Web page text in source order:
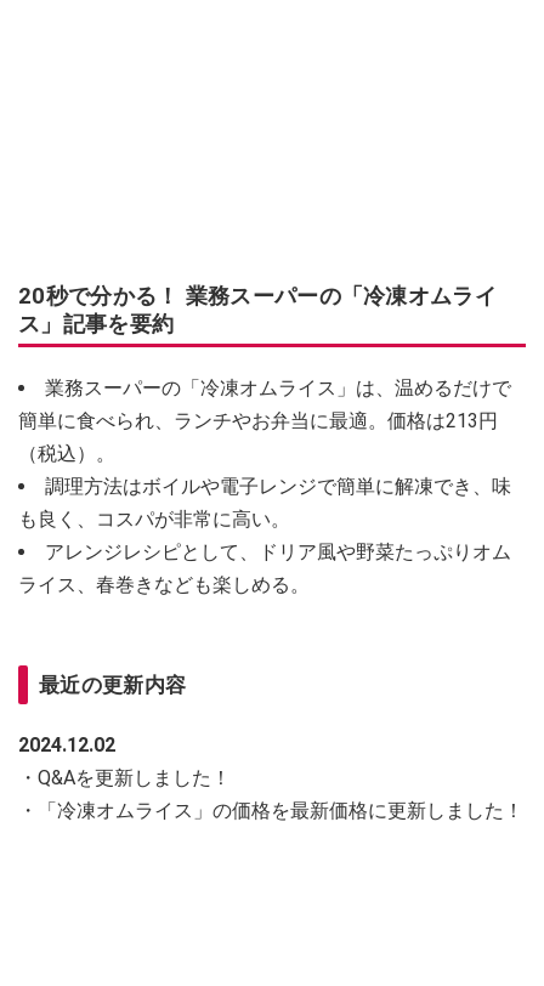
20秒で分かる！ 業務スーパーの「冷凍オムライ
ス」記事を要約
業務スーパーの「冷凍オムライス」は、温めるだけで
簡単に食べられ、ランチやお弁当に最適。価格は213円
（税込）。
調理方法はボイルや電子レンジで簡単に解凍でき、味
も良く、コスパが非常に高い。
アレンジレシピとして、ドリア風や野菜たっぷりオム
ライス、春巻きなども楽しめる。
最近の更新内容
2024.12.02
・Q&Aを更新しました！
・「冷凍オムライス」の価格を最新価格に更新しました！